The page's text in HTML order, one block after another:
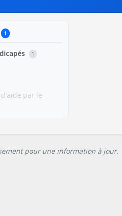
1
1
par le
pour une information à jour.